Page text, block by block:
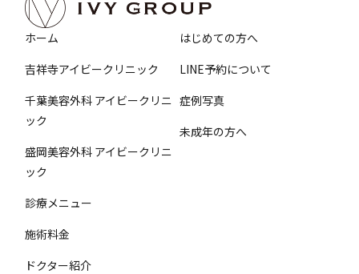
ホーム
吉祥寺アイビークリニック
千葉美容外科 アイビークリニ
ック
盛岡美容外科 アイビークリニ
ック
診療メニュー
施術料金
ドクター紹介
はじめての方へ
LINE予約について
症例写真
未成年の方へ